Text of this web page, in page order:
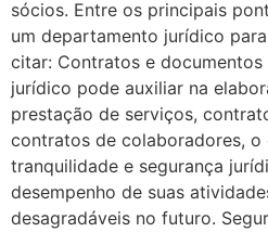
sócios. Entre os principais
um departamento jurídico
citar: Contratos e
jurídico pode auxiliar na
prestação de serviços,
contratos de colaboradores, o
tranquilidade e segurança
desempenho de suas
desagradáveis no futuro.